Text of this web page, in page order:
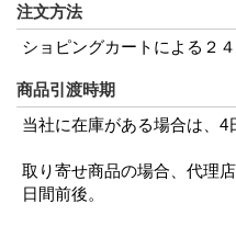
注文方法
ショピングカートによる２
商品引渡時期
当社に在庫がある場合は、4
取り寄せ商品の場合、代理
日間前後。